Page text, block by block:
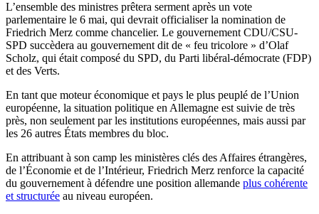
L’ensemble des ministres prêtera serment après un vote
parlementaire le 6 mai, qui devrait officialiser la nomination de
Friedrich Merz comme chancelier. Le gouvernement CDU/CSU-
SPD succèdera au gouvernement dit de « feu tricolore » d’Olaf
Scholz, qui était composé du SPD, du Parti libéral-démocrate (FDP)
et des Verts.
En tant que moteur économique et pays le plus peuplé de l’Union
européenne, la situation politique en Allemagne est suivie de très
près, non seulement par les institutions européennes, mais aussi par
les 26 autres États membres du bloc.
En attribuant à son camp les ministères clés des Affaires étrangères,
de l’Économie et de l’Intérieur, Friedrich Merz renforce la capacité
du gouvernement à défendre une position allemande plus cohérente
et structurée au niveau européen.